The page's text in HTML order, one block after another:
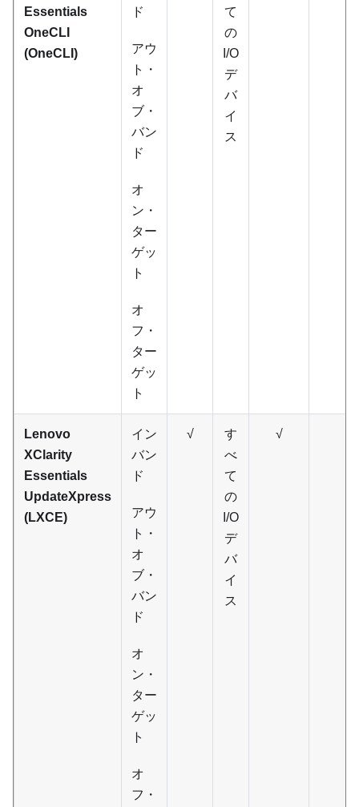
Essentials
OneCLI
(OneCLI)
ド
アウ
ト・
オ
ブ・
バン
ド
オ
ン・
ター
ゲッ
ト
オ
フ・
ター
ゲッ
ト
て
の
I/O
デ
バ
イ
ス
Lenovo
XClarity
Essentials
UpdateXpress
(LXCE)
イン
バン
ド
アウ
ト・
オ
ブ・
バン
ド
オ
ン・
ター
ゲッ
ト
オ
フ・
√
す
べ
て
の
I/O
デ
バ
イ
ス
√